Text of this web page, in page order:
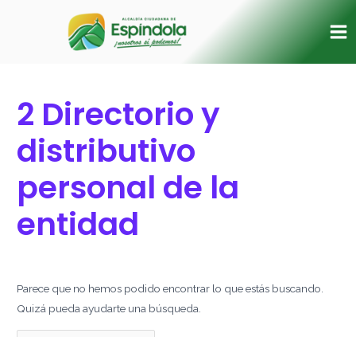
2 Directorio y
distributivo
personal de la
entidad
Parece que no hemos podido encontrar lo que estás buscando.
Quizá pueda ayudarte una búsqueda.